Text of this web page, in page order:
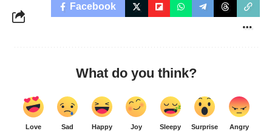
Facebook
What do you think?
Love Sad Happy Joy Sleepy Surprise Angry